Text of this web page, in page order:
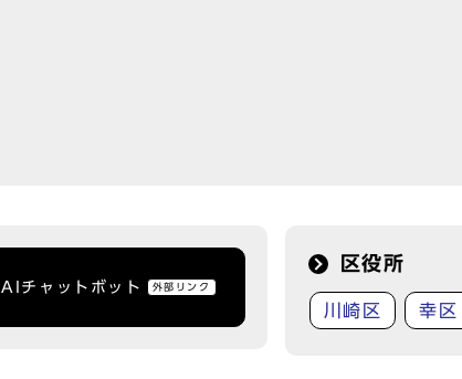
AIチャットボット 外部リンク
区役所
川崎区 幸区